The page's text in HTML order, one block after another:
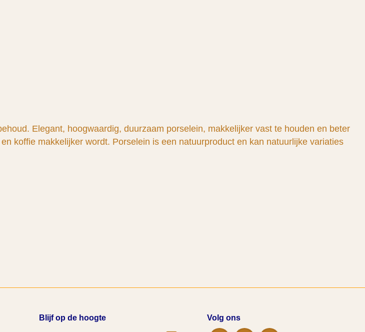
Elegant, hoogwaardig, duurzaam porselein, makkelijker vast te houden en beter
koffie makkelijker wordt. Porselein is een natuurproduct en kan natuurlijke variaties
Blijf op de hoogte Volg ons